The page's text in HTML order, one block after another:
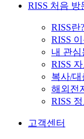
RISS 처음 방
RISS란?
RISS
내 관심
RISS
복사/대
해외전
RISS
고객센터